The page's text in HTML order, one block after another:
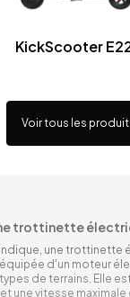
KickScooter
Voir tous les
trottinette
une trottinette
d'un moteur
de terrains. Elle
une vitesse maximale